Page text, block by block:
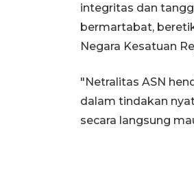
integritas dan
bermartabat,
Negara Kesatuan
"Netralitas ASN
dalam tindakan
secara langsung